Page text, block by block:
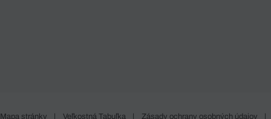
Mapa stránky Veľkostná Tabuľka Zásady ochrany osobných údajov